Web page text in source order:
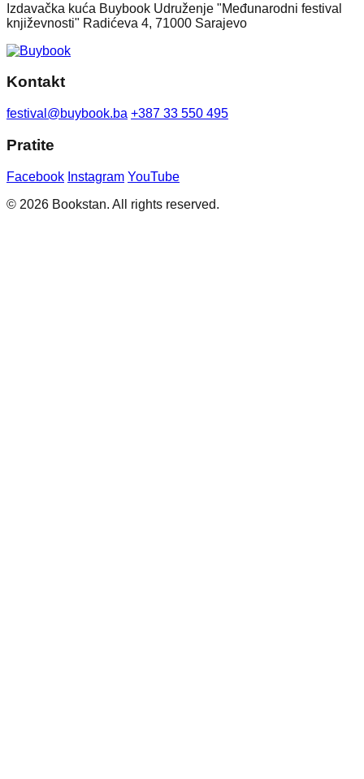
Izdavačka kuća Buybook Udruženje "Međunarodni festival
književnosti" Radićeva 4, 71000 Sarajevo
Kontakt
festival@buybook.ba +387 33 550 495
Pratite
Facebook Instagram YouTube
© 2026 Bookstan. All rights reserved.